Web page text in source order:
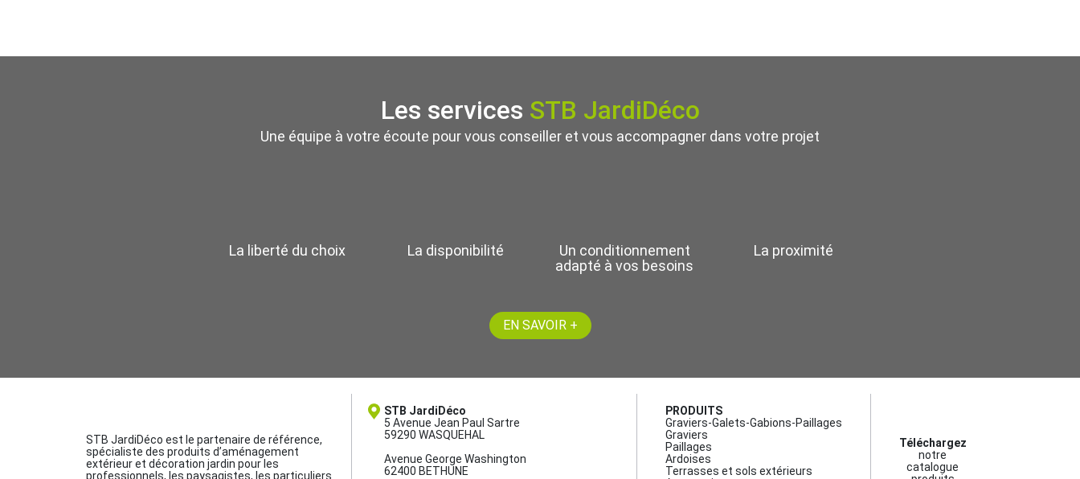
Les services STB JardiDéco
Une équipe à votre écoute pour vous conseiller et vous accompagner dans votre projet
La liberté du choix La disponibilité
Un conditionnement
adapté à vos besoins
La proximité
EN SAVOIR +
STB JardiDéco est le partenaire de référence,
spécialiste des produits d’aménagement
extérieur et décoration jardin pour les
professionnels, les paysagistes, les particuliers
STB JardiDéco
5 Avenue Jean Paul Sartre
59290 WASQUEHAL
Avenue George Washington
62400 BETHUNE
PRODUITS
Graviers-Galets-Gabions-Paillages
Graviers
Paillages
Ardoises
Terrasses et sols extérieurs
Téléchargez
notre
catalogue